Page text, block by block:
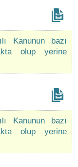
Kanunun bazı
olup yerine
Kanunun bazı
olup yerine